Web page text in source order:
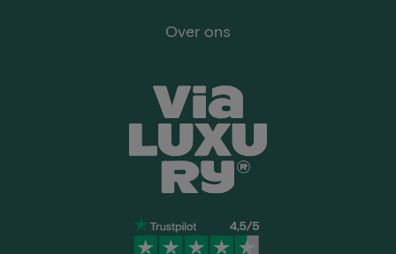
Over ons